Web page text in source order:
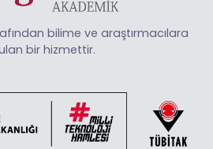
bilime ve araştırmacılara
bir hizmettir.